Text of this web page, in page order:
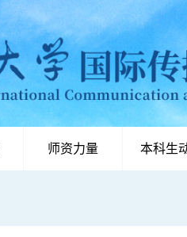
师资力量 本科生